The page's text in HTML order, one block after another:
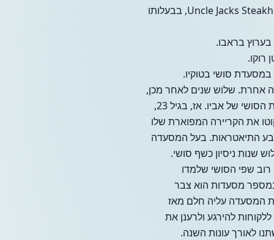
הוא גם עבד עם השף המפורסם דיוויד בורק. לבסוף, הוא התקדם לתפקיד שף ראשי של מסעדת Uncle Jacks Steakhouse, בבעלותו
רוקו.
במסעדת סושי בטוקיו.
אחרת. שלוש שנים לאחר מכן,
המנטור שלו ביקש ממנו לבוא לאמריקה. באותו זמן אחיו עזב את האוניברסיטה כדי להשתלט על מסעדת הסושי של אביו. אז, בגיל 23,
את הקריירה המפוארת שלו
מסעדה יפנית ברובע התיאטראות. בעל המסעדה
למרות שלמאקוטו היו רק שלוש שנות ניסיון כשף סושי.
רוב שפי הסושי שלמדו
במספר מסעדות הוא צבר
הצליח לפתוח את המסעדה עליה חלם מאז
להירגע ולרענן את
לאורך עונות השנה.